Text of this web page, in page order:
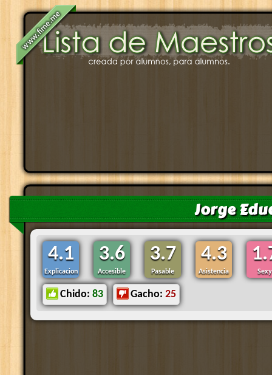
Jorge
4.1
Explicacion
3.6
Accesible
3.7
Pasable
4.3
Asistencia Sexy
Chido: 83 Gacho: 25